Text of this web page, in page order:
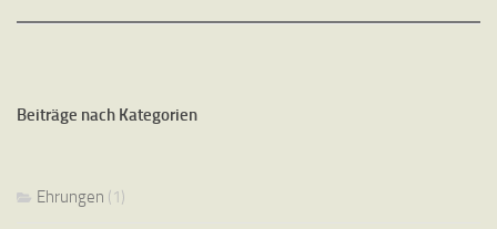
Beiträge nach Kategorien
Ehrungen (1)